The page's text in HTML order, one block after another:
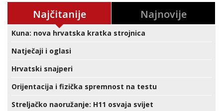
Najčitanije Najnovije
Kuna: nova hrvatska kratka strojnica
Natječaji i oglasi
Hrvatski snajperi
Orijentacija i fizička spremnost na testu
Streljačko naoružanje: H11 osvaja svijet